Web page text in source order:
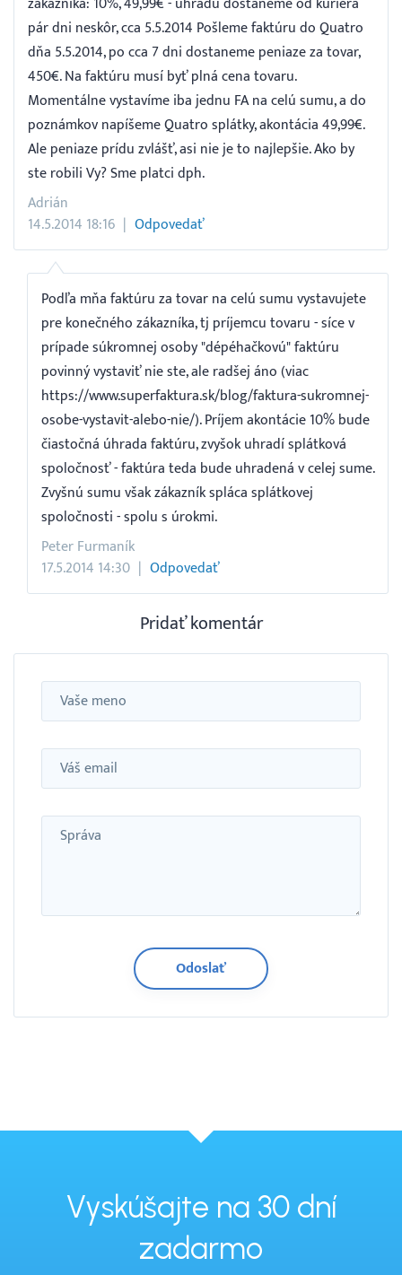
pár dni neskôr, cca 5.5.2014 Pošleme faktúru do Quatro
dňa 5.5.2014, po cca 7 dni dostaneme peniaze za tovar,
450€. Na faktúru musí byť plná cena tovaru.
Momentálne vystavíme iba jednu FA na celú sumu, a do
poznámkov napíšeme Quatro splátky, akontácia 49,99€.
Ale peniaze prídu zvlášť, asi nie je to najlepšie. Ako by
ste robili Vy? Sme platci dph.
Adrián
14.5.2014 18:16
Odpovedať
Podľa mňa faktúru za tovar na celú sumu vystavujete
pre konečného zákazníka, tj príjemcu tovaru - síce v
prípade súkromnej osoby "dépéhačkovú" faktúru
povinný vystaviť nie ste, ale radšej áno (viac
https://www.superfaktura.sk/blog/faktura-sukromnej-
osobe-vystavit-alebo-nie/). Príjem akontácie 10% bude
čiastočná úhrada faktúru, zvyšok uhradí splátková
spoločnosť - faktúra teda bude uhradená v celej sume.
Zvyšnú sumu však zákazník spláca splátkovej
spoločnosti - spolu s úrokmi.
Peter Furmaník
17.5.2014 14:30
Odpovedať
Pridať komentár
Meno
Email
Správa
Vyskúšajte na 30 dní
zadarmo